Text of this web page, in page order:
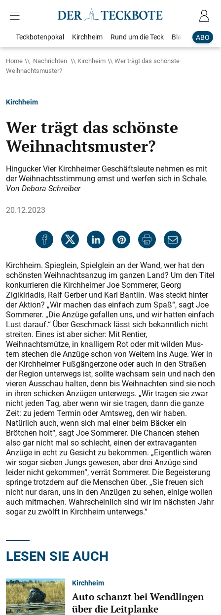
ABO
Teckbotenpokal Kirchheim Rund um die Teck Blaulicht
Home Nachrichten Kirchheim
Wer trägt das schönste
Weihnachtsmuster?
Kirchheim
Wer trägt das schönste
Weihnachtsmuster?
Hingucker Vier Kirchheimer Geschäftsleute nehmen es mit
der Weihnachtsstimmung ernst und werfen sich in Schale.
Von Debora Schreiber
20.12.2023
Kirchheim. Spieglein, Spielglein an der Wand, wer hat den
schönsten Weihnachtsanzug im ganzen Land? Um den Titel
konkurrieren die Kirchheimer Joe Sommerer, Georg
Zigikiriadis, Ralf Gerber und Karl Bantlin. Was steckt hinter
der Aktion? „Wir machen das einfach zum Spaß“, sagt Joe
Sommerer. „Die Anzüge gefallen uns, und wir hatten einfach
Lust darauf.“ Über Geschmack lässt sich bekanntlich nicht
streiten. Eines ist aber sicher: Mit Rentier,
Weihnachtsmütze, in knalligem Rot oder mit wilden Mus­
tern stechen die Anzüge schon von Weitem ins Auge. Wer in
der Kirchheimer Fußgängerzone oder auch in den Straßen
der Region unterwegs ist, sollte wachsam sein und nach den
vieren Ausschau halten, denn bis Weihnachten sind sie noch
in ihren schicken Anzügen unterwegs. „Wir tragen sie zwar
nicht jeden Tag, aber wenn wir sie tragen, dann die ganze
Zeit: zu jedem Termin oder Amtsweg, den wir haben.
Natürlich auch, wenn sich mal einer beim Bäcker ein
Brötchen holt“, sagt Joe Sommerer. Die Chancen stehen
also gar nicht mal so schlecht, einen der extravaganten
Anzüge in echt zu Gesicht zu bekommen. „Eigentlich wären
wir sogar sieben Jungs gewesen, aber drei Anzüge sind
leider nicht gekommen“, verrät Sommerer. Die Begeisterung
springe trotzdem auf die Menschen über. „Sie freuen sich
nicht nur daran, uns in den Anzügen zu sehen, einige wollen
auch mitmachen. Wahrscheinlich sind wir im nächsten Jahr
sogar zu zwölft in Kirchheim unterwegs.“
LESEN SIE AUCH
Kirchheim
Auto schanzt bei Wendlingen
über die Leitplanke